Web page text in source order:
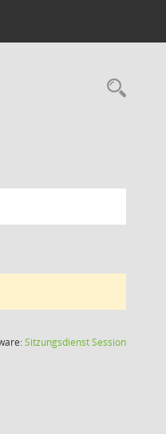
SitzungsdienstSession(Wird in